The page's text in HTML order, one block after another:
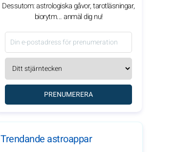
Dessutom: astrologiska gåvor, tarotläsningar,
biorytm... anmäl dig nu!
PRENUMERERA
Trendande astroappar